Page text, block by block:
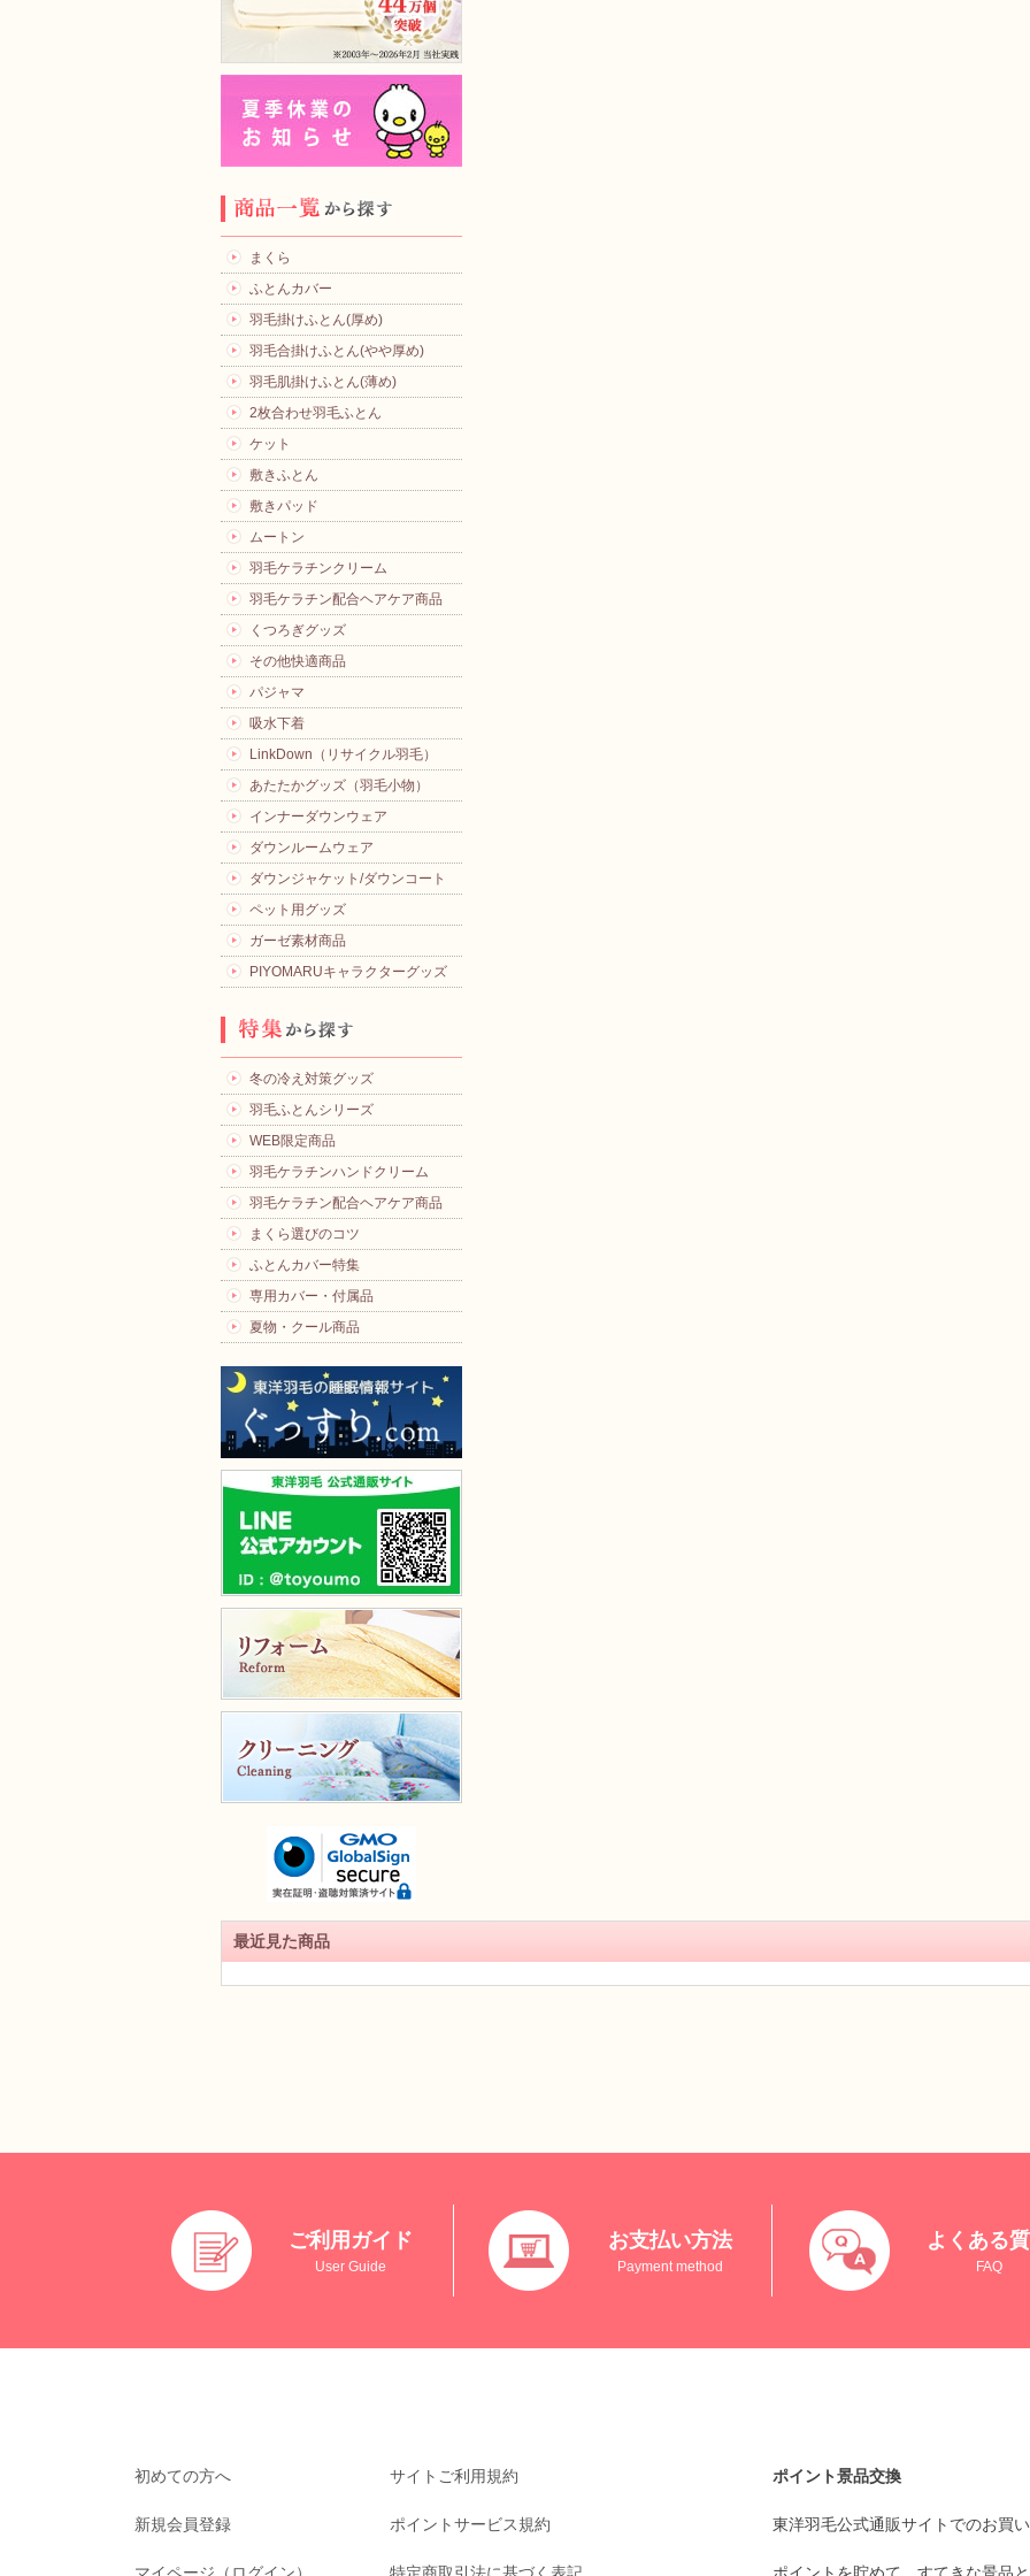
まくら
ふとんカバー
羽毛掛けふとん(厚め)
羽毛合掛けふとん(やや厚め)
羽毛肌掛けふとん(薄め)
2枚合わせ羽毛ふとん
ケット
敷きふとん
敷きパッド
ムートン
羽毛ケラチンクリーム
羽毛ケラチン配合ヘアケア商品
くつろぎグッズ
その他快適商品
パジャマ
吸水下着
LinkDown（リサイクル羽毛）
あたたかグッズ（羽毛小物）
インナーダウンウェア
ダウンルームウェア
ダウンジャケット/ダウンコート
ペット用グッズ
ガーゼ素材商品
PIYOMARUキャラクターグッズ
冬の冷え対策グッズ
羽毛ふとんシリーズ
WEB限定商品
羽毛ケラチンハンドクリーム
羽毛ケラチン配合ヘアケア商品
まくら選びのコツ
ふとんカバー特集
専用カバー・付属品
夏物・クール商品
最近見た商品
ご利用ガイド
User Guide
お支払い方法
Payment method
よくある
FAQ
初めての方へ
新規会員登録
サイトご利用規約
ポイントサービス規約
ポイント景品交換
東洋羽毛公式通販サイトでのお買